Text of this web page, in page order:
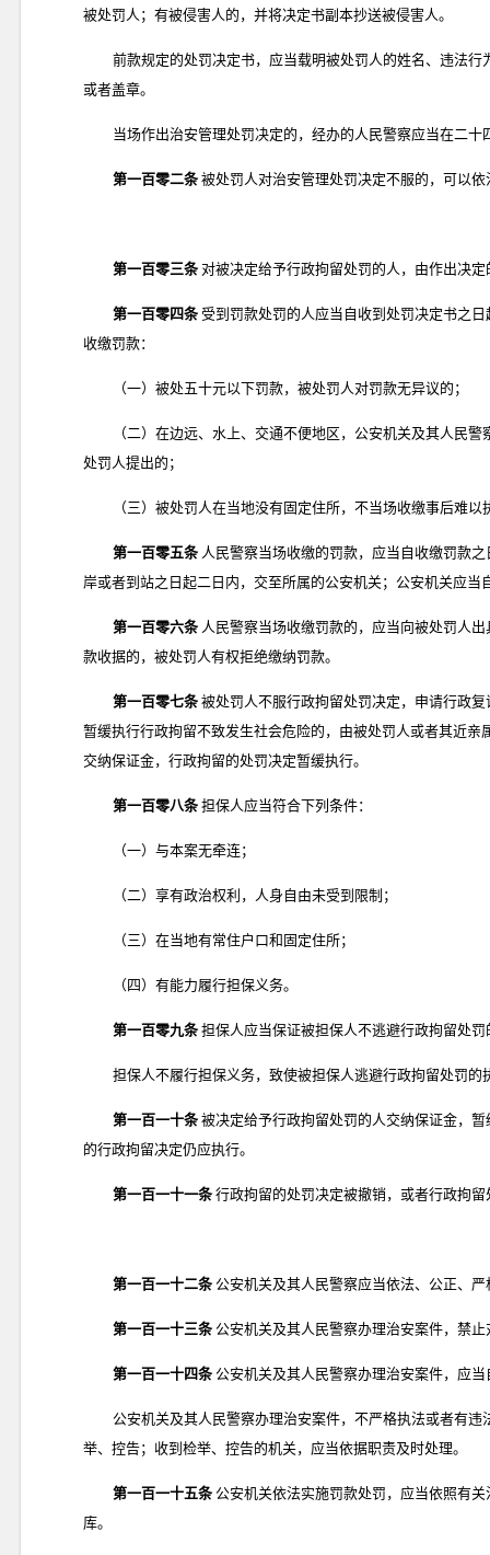
被处罚人；有被侵害人的，并将决定书副本抄送被侵害人。
前款规定的处罚决定书，应当载明被处罚人的姓名、违法
或者盖章。
当场作出治安管理处罚决定的，经办的人民警察应当在二十
第一百零二条 被处罚人对治安管理处罚决定不服的，可以
第一百零三条 对被决定给予行政拘留处罚的人，由作出决
第一百零四条 受到罚款处罚的人应当自收到处罚决定书之
收缴罚款：
（一）被处五十元以下罚款，被处罚人对罚款无异议的；
（二）在边远、水上、交通不便地区，公安机关及其人民
处罚人提出的；
（三）被处罚人在当地没有固定住所，不当场收缴事后难以
第一百零五条 人民警察当场收缴的罚款，应当自收缴罚款
岸或者到站之日起二日内，交至所属的公安机关；公安机关应
第一百零六条 人民警察当场收缴罚款的，应当向被处罚人
款收据的，被处罚人有权拒绝缴纳罚款。
第一百零七条 被处罚人不服行政拘留处罚决定，申请行政
暂缓执行行政拘留不致发生社会危险的，由被处罚人或者其近
交纳保证金，行政拘留的处罚决定暂缓执行。
第一百零八条 担保人应当符合下列条件：
（一）与本案无牵连；
（二）享有政治权利，人身自由未受到限制；
（三）在当地有常住户口和固定住所；
（四）有能力履行担保义务。
第一百零九条 担保人应当保证被担保人不逃避行政拘留处罚
担保人不履行担保义务，致使被担保人逃避行政拘留处罚
第一百一十条 被决定给予行政拘留处罚的人交纳保证金，
的行政拘留决定仍应执行。
第一百一十一条 行政拘留的处罚决定被撤销，或者行政拘
第一百一十二条 公安机关及其人民警察应当依法、公正、
第一百一十三条 公安机关及其人民警察办理治安案件，禁
第一百一十四条 公安机关及其人民警察办理治安案件，应
公安机关及其人民警察办理治安案件，不严格执法或者有
举、控告；收到检举、控告的机关，应当依据职责及时处理。
第一百一十五条 公安机关依法实施罚款处罚，应当依照有
库。